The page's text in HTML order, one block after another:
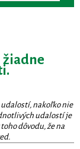
žiadne
nakoľko nie
udalostí je
dôvodu, že na